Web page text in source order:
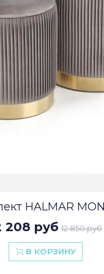
HALMAR
208 руб 12 850 руб
В КОРЗИНУ